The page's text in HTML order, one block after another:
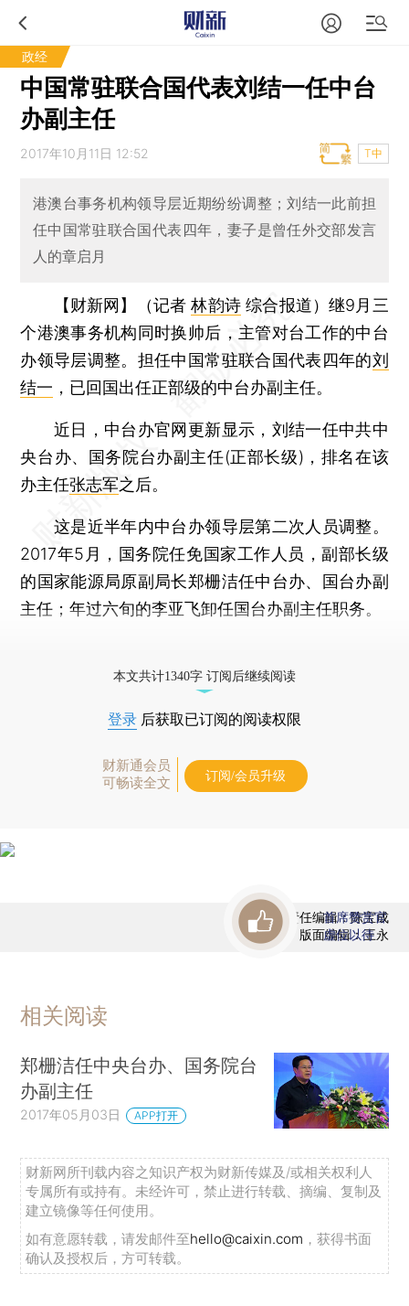
政经
中国常驻联合国代表刘结一任中台
办副主任
2017年10月11日 12:52 T中
港澳台事务机构领导层近期纷纷调整；刘结一此前担
任中国常驻联合国代表四年，妻子是曾任外交部发言
人的章启月
【财新网】（记者林韵诗综合报道）继9月三
个港澳事务机构同时换帅后，主管对台工作的中台
办领导层调整。担任中国常驻联合国代表四年的刘
结一 ，已回国出任正部级的中台办副主任。
近日，中台办官网更新显示，刘结一任中共中
央台办、国务院台办副主任(正部长级)，排名在该
办主任张志军之后。
这是近半年内中台办领导层第二次人员调整。
2017年5月，国务院任免国家工作人员，副部长级
的国家能源局原副局长郑栅洁任中台办、国台办副
主任；年过六旬的李亚飞卸任国台办副主任职务。
本文共计1340字 订阅后继续阅读
登录 后获取已订阅的阅读权限
财新通会员
可畅读全文
订阅/会员升级
责任编辑：陈宝成
版面编辑：王永
首席赞赏官
虚位以待
相关阅读
郑栅洁任中央台办、国务院台
办副主任
2017年05月03日 APP打开
财新网所刊载内容之知识产权为财新传媒及/或相关权利人
专属所有或持有。未经许可，禁止进行转载、摘编、复制及
建立镜像等任何使用。
如有意愿转载，请发邮件至hello@caixin.com ，获得书面
确认及授权后，方可转载。